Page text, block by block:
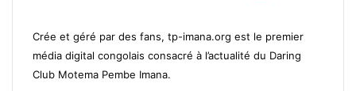
Crée et géré par des fans, tp-imana.org est le premier
média digital congolais consacré à l’actualité du Daring
Club Motema Pembe Imana.